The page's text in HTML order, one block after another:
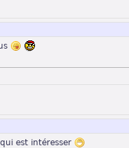
est intéresser